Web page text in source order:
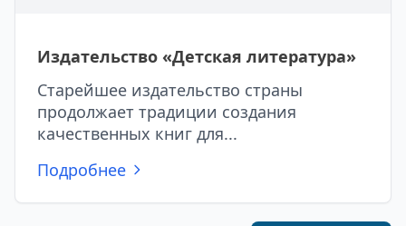
Издательство «Детская литература»
Старейшее издательство страны
продолжает традиции создания
качественных книг для...
Подробнее